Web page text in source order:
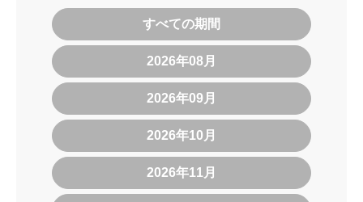
すべての期間
2026年08月
2026年09月
2026年10月
2026年11月